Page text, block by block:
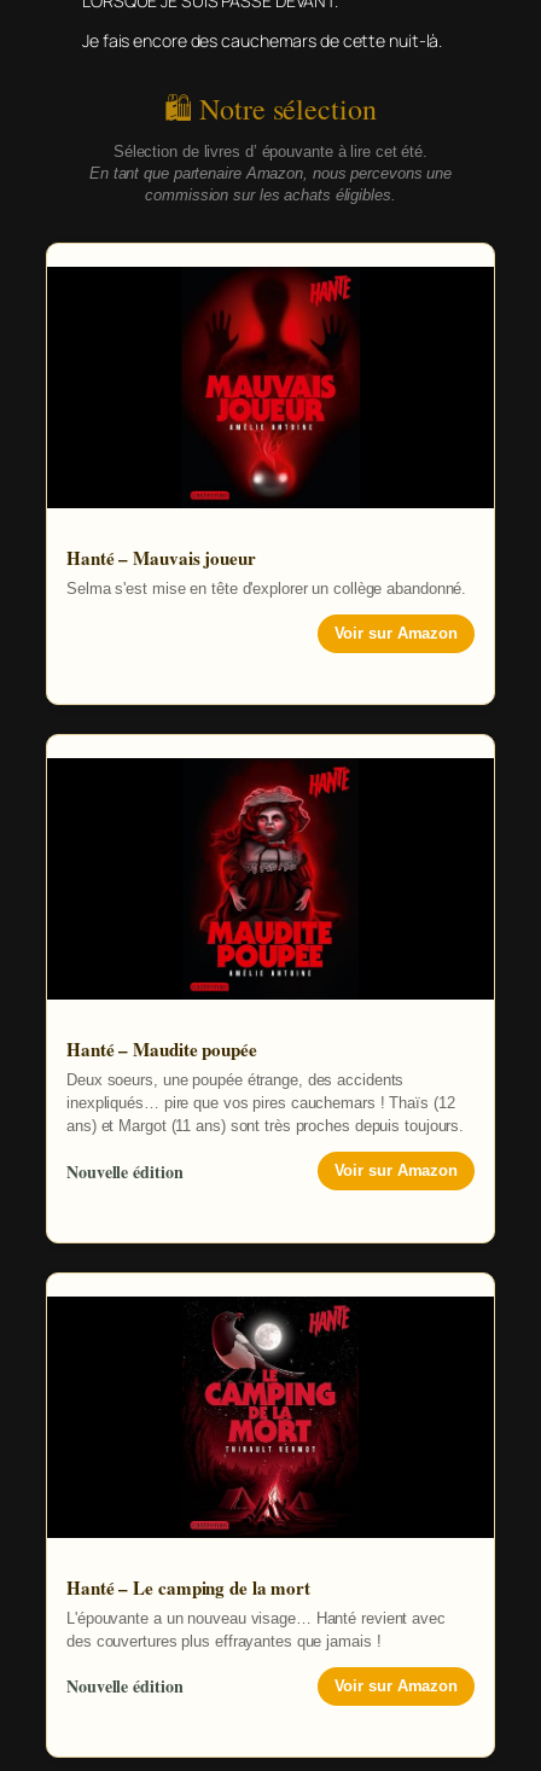
Je fais encore des cauchemars de cette nuit-là.
🛍 Notre sélection
Sélection de livres d’ épouvante à lire cet été.
En tant que partenaire Amazon, nous percevons une
commission sur les achats éligibles.
Hanté – Mauvais joueur
Selma s'est mise en tête d'explorer un collège abandonné.
Voir sur Amazon
Hanté – Maudite poupée
Deux soeurs, une poupée étrange, des accidents
inexpliqués… pire que vos pires cauchemars ! Thaïs (12
ans) et Margot (11 ans) sont très proches depuis toujours.
Nouvelle édition Voir sur Amazon
Hanté – Le camping de la mort
L'épouvante a un nouveau visage… Hanté revient avec
des couvertures plus effrayantes que jamais !
Nouvelle édition Voir sur Amazon